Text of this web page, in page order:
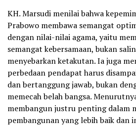
KH. Marsudi menilai bahwa
Prabowo membawa semangat
dengan nilai-nilai agama, yaitu
semangat kebersamaan, bukan
menyebarkan ketakutan. Ia juga
perbedaan pendapat harus
dan bertanggung jawab, bukan
memecah belah bangsa.
membangun justru penting dalam
pembangunan yang lebih baik dan